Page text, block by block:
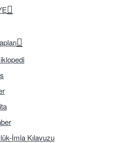
İmla Kılavuzu